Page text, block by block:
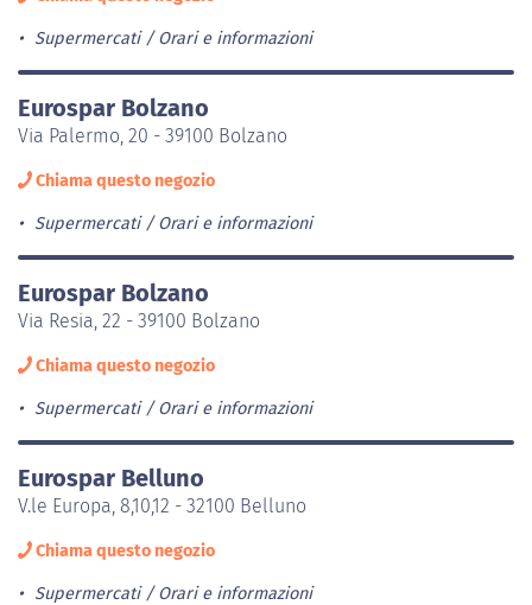
Supermercati Orari e informazioni
Eurospar Bolzano
Via Palermo, 20 - 39100 Bolzano
Chiama questo negozio
Supermercati Orari e informazioni
Eurospar Bolzano
Via Resia, 22 - 39100 Bolzano
Chiama questo negozio
Supermercati Orari e informazioni
Eurospar Belluno
V.le Europa, 8,10,12 - 32100 Belluno
Chiama questo negozio
Supermercati Orari e informazioni